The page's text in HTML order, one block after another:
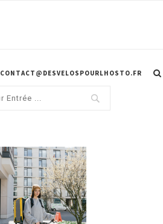
CONTACT@DESVELOSPOURLHOSTO.FR